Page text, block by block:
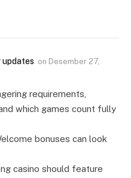
updates on Desember 27,
requirements,
which games count fully
bonuses can look
casino should feature